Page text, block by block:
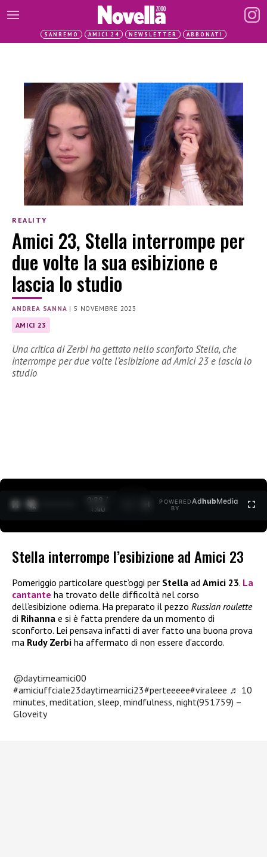
SANREMO AMICI 24 NEWSLETTER ABBONATI
REALITY
Amici 23, Stella interrompe per
due volte la sua esibizione e
lascia lo studio
ANDREA SANNA |5 NOVEMBRE 2023
AMICI 23
Una critica di Zerbi ha gettato nello sconforto Stella, che
interrompe per due volte l’esibizione ad Amici 23 e lascia lo
studio
0:30 /
1:40
POWERED
BY
AdhubMedia
Stella interrompe l’esibizione ad Amici 23
Pomeriggio particolare quest’oggi per Stella ad Amici 23. La
cantante ha trovato delle difficoltà nel corso
dell’esibizione odierna. Ha preparato il pezzo Russian roulette
di Rihanna e si è fatta prendere da un momento di
sconforto. Lei pensava infatti di aver fatto una buona prova
ma Rudy Zerbi ha affermato di non essere d’accordo.
@daytimeamici00
#amiciuffciale23daytimeamici23#perteeeee#viraleee ♬ 10
minutes, meditation, sleep, mindfulness, night(951759) –
Gloveity